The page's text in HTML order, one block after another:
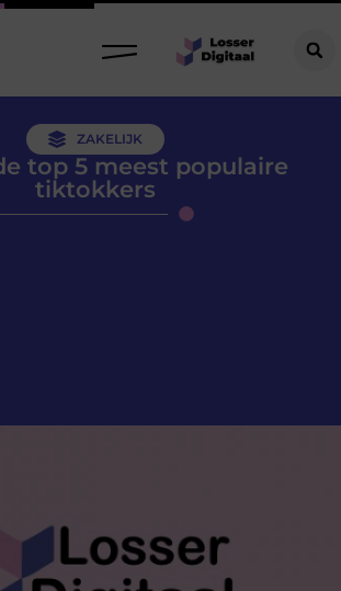
ZAKELIJK
top 5 meest populaire
tiktokkers